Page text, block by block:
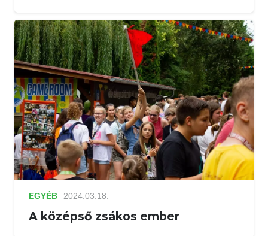
EGYÉB 2024.03.18.
A középső zsákos ember